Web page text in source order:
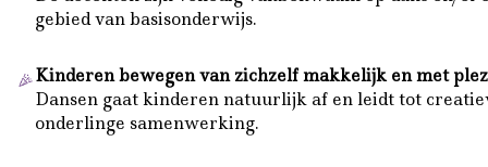
gebied van basisonderwijs.
Kinderen bewegen van zichzelf makkelijk en met
Dansen gaat kinderen natuurlijk af en leidt tot
onderlinge samenwerking.